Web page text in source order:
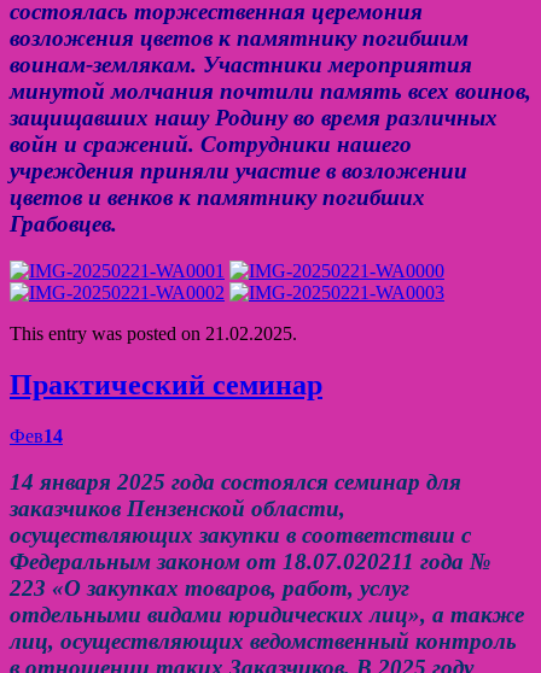
состоялась торжественная церемония
возложения цветов к памятнику погибшим
воинам-землякам. Участники мероприятия
минутой молчания почтили память всех воинов,
защищавших нашу Родину во время различных
войн и сражений. Сотрудники нашего
учреждения приняли участие в возложении
цветов и венков к памятнику погибших
Грабовцев.
This entry was posted on 21.02.2025.
Практический семинар
Фев14
14 января 2025 года состоялся семинар для
заказчиков Пензенской области,
осуществляющих закупки в соответствии с
Федеральным законом от 18.07.020211 года №
223 «О закупках товаров, работ, услуг
отдельными видами юридических лиц», а также
лиц, осуществляющих ведомственный контроль